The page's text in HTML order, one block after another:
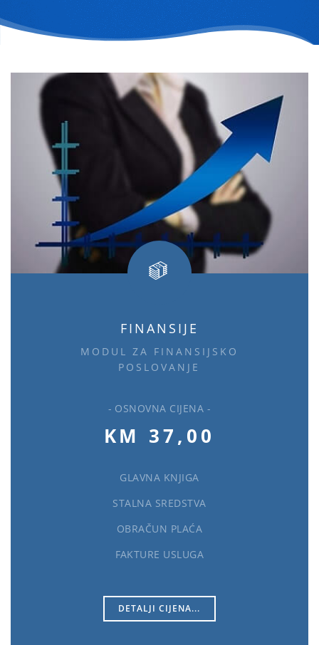
FINANSIJE
MODUL ZA FINANSIJSKO
POSLOVANJE
- OSNOVNA CIJENA -
KM 37,00
GLAVNA KNJIGA
STALNA SREDSTVA
OBRAČUN PLAĆA
FAKTURE USLUGA
DETALJI CIJENA...